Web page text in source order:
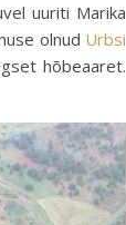
uuriti Marika
olnud Urbsi
hõbeaaret.